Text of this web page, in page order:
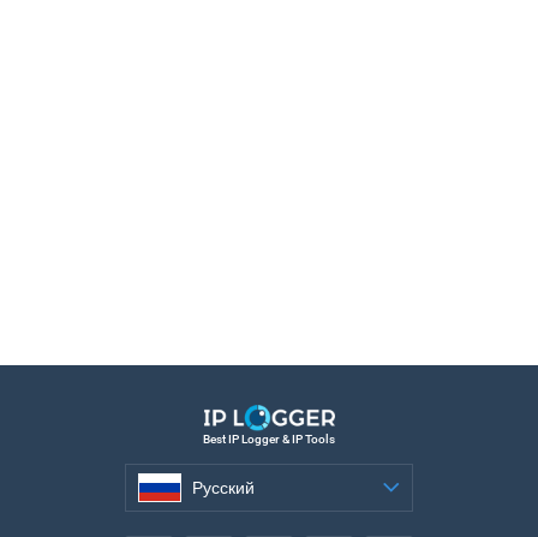
Best IP Logger & IP Tools
Русский